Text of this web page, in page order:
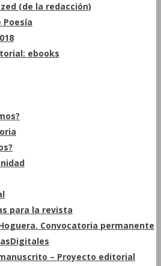
(de la redacción)
Poesía
ebooks
para la revista
Convocatoria permanente
– Proyecto editorial